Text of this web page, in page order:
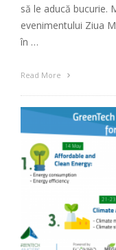
să le aducă bucurie.
evenimentului Ziua
în …
Read More